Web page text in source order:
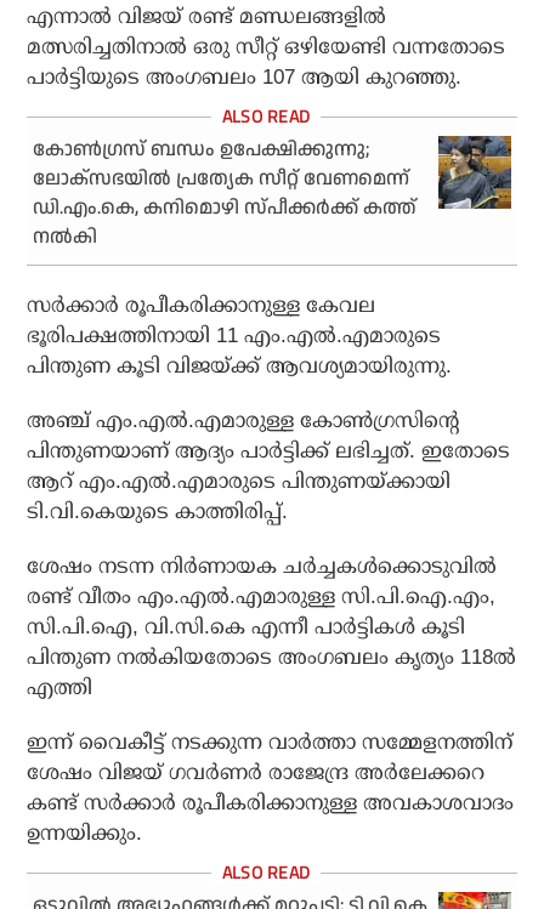
എന്നാല്‍ വിജയ് രണ്ട് മണ്ഡലങ്ങളില്‍
മത്സരിച്ചതിനാല്‍ ഒരു സീറ്റ് ഒഴിയേണ്ടി വന്നതോടെ
പാര്‍ട്ടിയുടെ അംഗബലം 107 ആയി കുറഞ്ഞു.
കോണ്‍ഗ്രസ് ബന്ധം ഉപേക്ഷിക്കുന്നു;
ലോക്‌സഭയില്‍ പ്രത്യേക സീറ്റ് വേണമെന്ന്
ഡി.എം.കെ, കനിമൊഴി സ്പീക്കര്‍ക്ക് കത്ത്
നല്‍കി
സര്‍ക്കാര്‍ രൂപീകരിക്കാനുള്ള കേവല
ഭൂരിപക്ഷത്തിനായി 11 എം.എല്‍.എമാരുടെ
പിന്തുണ കൂടി വിജയ്ക്ക് ആവശ്യമായിരുന്നു.
അഞ്ച് എം.എല്‍.എമാരുള്ള കോണ്‍ഗ്രസിന്റെ
പിന്തുണയാണ് ആദ്യം പാര്‍ട്ടിക്ക് ലഭിച്ചത്. ഇതോടെ
ആറ് എം.എല്‍.എമാരുടെ പിന്തുണയ്ക്കായി
ടി.വി.കെയുടെ കാത്തിരിപ്പ്.
ശേഷം നടന്ന നിര്‍ണായക ചര്‍ച്ചകള്‍ക്കൊടുവില്‍
രണ്ട് വീതം എം.എല്‍.എമാരുള്ള സി.പി.ഐ.എം,
സി.പി.ഐ, വി.സി.കെ എന്നീ പാര്‍ട്ടികള്‍ കൂടി
പിന്തുണ നല്‍കിയതോടെ അംഗബലം കൃത്യം 118ല്‍
എത്തി
ഇന്ന് വൈകീട്ട് നടക്കുന്ന വാര്‍ത്താ സമ്മേളനത്തിന്
ശേഷം വിജയ് ഗവര്‍ണര്‍ രാജേന്ദ്ര അര്‍ലേക്കറെ
കണ്ട് സര്‍ക്കാര്‍ രൂപീകരിക്കാനുള്ള അവകാശവാദം
ഉന്നയിക്കും.